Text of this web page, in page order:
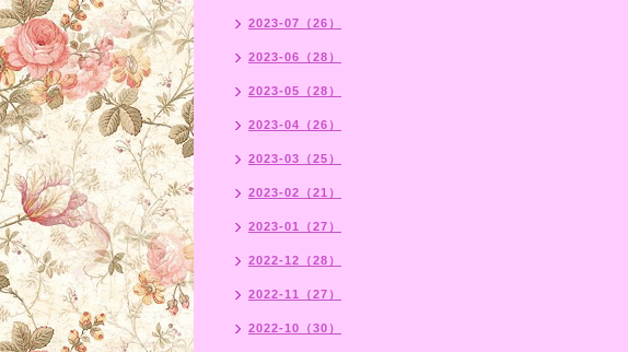
2023-07（26）
2023-06（28）
2023-05（28）
2023-04（26）
2023-03（25）
2023-02（21）
2023-01（27）
2022-12（28）
2022-11（27）
2022-10（30）